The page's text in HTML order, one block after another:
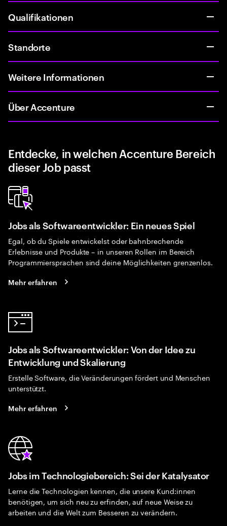
Qualifikationen
Standorte
Weitere Informationen
Über Accenture
Entdecke, in welchen Accenture Bereich
dieser Job passt
Jobs als Softwareentwickler: Ein neues Spiel
Egal, ob du Spiele entwickelst oder bahnbrechende
Erlebnisse und Produkte – in unseren Rollen im Bereich
Programmiersprachen sind deine Möglichkeiten grenzenlos.
Mehr erfahren
Jobs als Softwareentwickler: Von der Idee zu
Entwicklung und Skalierung
Erstelle Software, die Veränderungen fördert und Menschen
unterstützt.
Mehr erfahren
Jobs im Technologiebereich: Sei der Katalysator
Lerne die Technologien kennen, die unsere Kund:innen
benötigen, um sich neu zu erfinden, auf neue Weise zu
arbeiten und die Welt zum Besseren zu verändern.